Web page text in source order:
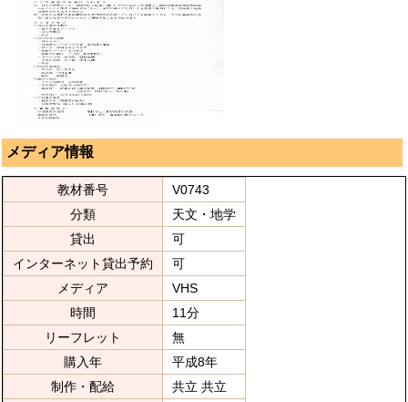
メディア情報
教材番号
V0743
分類
天文・地学
貸出
可
インターネット貸出予約
可
メディア
VHS
時間
11分
リーフレット
無
購入年
平成8年
制作・配給
共立 共立